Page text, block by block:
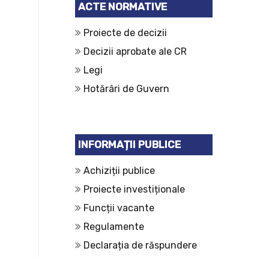
ACTE NORMATIVE
Proiecte de decizii
Decizii aprobate ale CR
Legi
Hotărâri de Guvern
INFORMAȚII PUBLICE
Achiziții publice
Proiecte investiționale
Funcții vacante
Regulamente
Declarația de răspundere